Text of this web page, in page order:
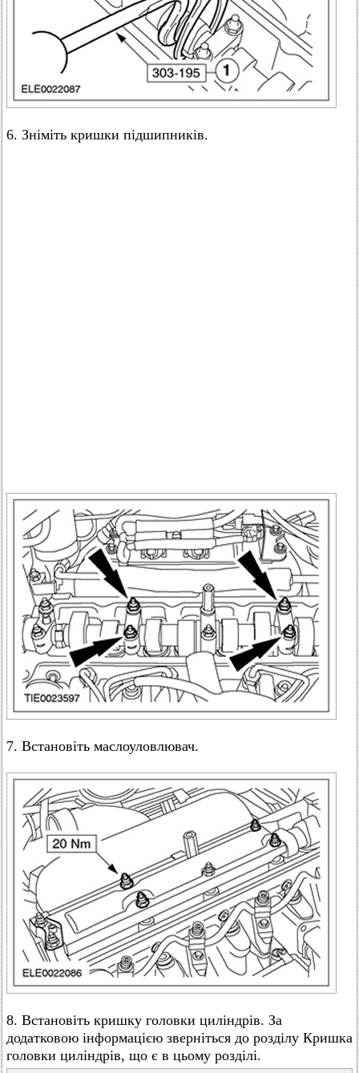
6. Зніміть кришки підшипників.
7. Встановіть маслоуловлювач.
8. Встановіть кришку головки циліндрів. За
додатковою інформацією зверніться до розділу Кришка
головки циліндрів, що є в цьому розділі.